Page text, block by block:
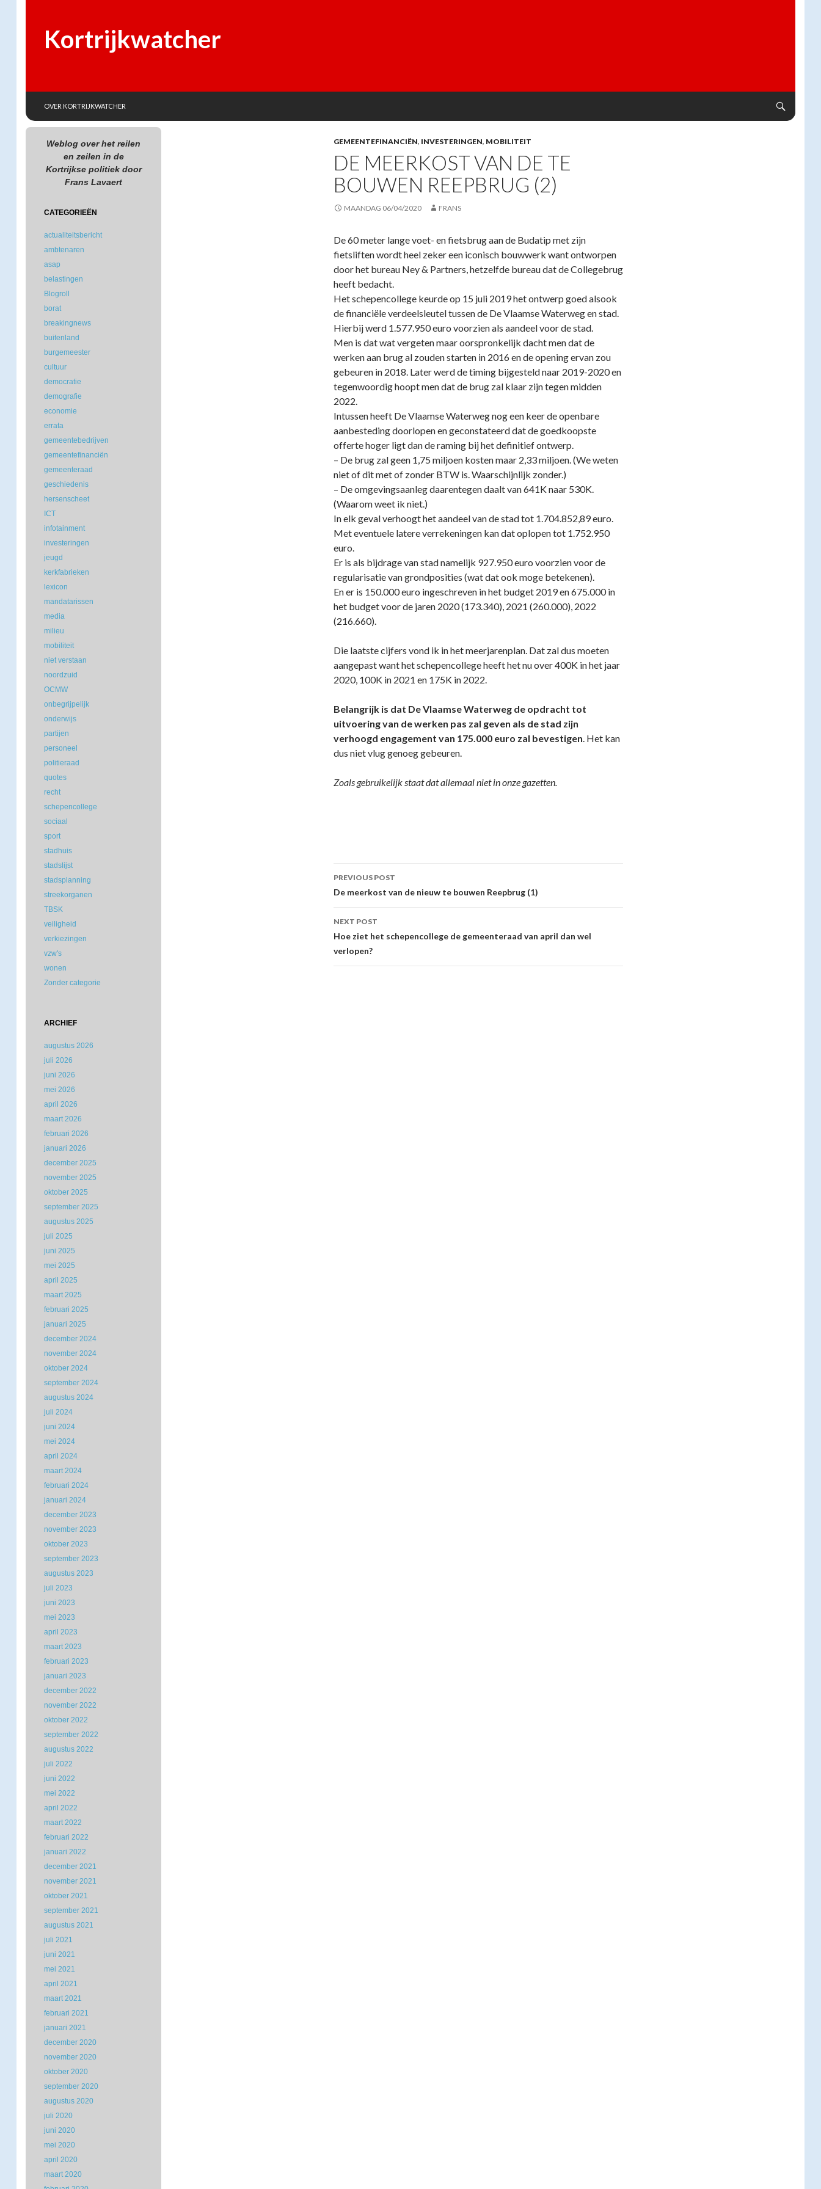
Kortrijkwatcher
OVER KORTRIJKWATCHER
GEMEENTEFINANCIËN, INVESTERINGEN, MOBILITEIT
DE MEERKOST VAN DE TE
BOUWEN REEPBRUG (2)
MAANDAG 06/04/2020 FRANS
De 60 meter lange voet- en fietsbrug aan de Budatip met zijn
fietsliften wordt heel zeker een iconisch bouwwerk want ontworpen
door het bureau Ney & Partners, hetzelfde bureau dat de Collegebrug
heeft bedacht.
Het schepencollege keurde op 15 juli 2019 het ontwerp goed alsook
de financiële verdeelsleutel tussen de De Vlaamse Waterweg en stad.
Hierbij werd 1.577.950 euro voorzien als aandeel voor de stad.
Men is dat wat vergeten maar oorspronkelijk dacht men dat de
werken aan brug al zouden starten in 2016 en de opening ervan zou
gebeuren in 2018. Later werd de timing bijgesteld naar 2019-2020 en
tegenwoordig hoopt men dat de brug zal klaar zijn tegen midden
2022.
Intussen heeft De Vlaamse Waterweg nog een keer de openbare
aanbesteding doorlopen en geconstateerd dat de goedkoopste
offerte hoger ligt dan de raming bij het definitief ontwerp.
– De brug zal geen 1,75 miljoen kosten maar 2,33 miljoen. (We weten
niet of dit met of zonder BTW is. Waarschijnlijk zonder.)
– De omgevingsaanleg daarentegen daalt van 641K naar 530K.
(Waarom weet ik niet.)
In elk geval verhoogt het aandeel van de stad tot 1.704.852,89 euro.
Met eventuele latere verrekeningen kan dat oplopen tot 1.752.950
euro.
Er is als bijdrage van stad namelijk 927.950 euro voorzien voor de
regularisatie van grondposities (wat dat ook moge betekenen).
En er is 150.000 euro ingeschreven in het budget 2019 en 675.000 in
het budget voor de jaren 2020 (173.340), 2021 (260.000), 2022
(216.660).
Die laatste cijfers vond ik in het meerjarenplan. Dat zal dus moeten
aangepast want het schepencollege heeft het nu over 400K in het jaar
2020, 100K in 2021 en 175K in 2022.
Belangrijk is dat De Vlaamse Waterweg de opdracht tot
uitvoering van de werken pas zal geven als de stad zijn
verhoogd engagement van 175.000 euro zal bevestigen. Het kan
dus niet vlug genoeg gebeuren.
Zoals gebruikelijk staat dat allemaal niet in onze gazetten.
Post
navigation
PREVIOUS POST
De meerkost van de nieuw te bouwen Reepbrug (1)
NEXT POST
Hoe ziet het schepencollege de gemeenteraad van april dan wel
verlopen?
Weblog over het reilen
en zeilen in de
Kortrijkse politiek door
Frans Lavaert
CATEGORIEËN
actualiteitsbericht
ambtenaren
asap
belastingen
Blogroll
borat
breakingnews
buitenland
burgemeester
cultuur
democratie
demografie
economie
errata
gemeentebedrijven
gemeentefinanciën
gemeenteraad
geschiedenis
hersenscheet
ICT
infotainment
investeringen
jeugd
kerkfabrieken
lexicon
mandatarissen
media
milieu
mobiliteit
niet verstaan
noordzuid
OCMW
onbegrijpelijk
onderwijs
partijen
personeel
politieraad
quotes
recht
schepencollege
sociaal
sport
stadhuis
stadslijst
stadsplanning
streekorganen
TBSK
veiligheid
verkiezingen
vzw's
wonen
Zonder categorie
ARCHIEF
augustus 2026
juli 2026
juni 2026
mei 2026
april 2026
maart 2026
februari 2026
januari 2026
december 2025
november 2025
oktober 2025
september 2025
augustus 2025
juli 2025
juni 2025
mei 2025
april 2025
maart 2025
februari 2025
januari 2025
december 2024
november 2024
oktober 2024
september 2024
augustus 2024
juli 2024
juni 2024
mei 2024
april 2024
maart 2024
februari 2024
januari 2024
december 2023
november 2023
oktober 2023
september 2023
augustus 2023
juli 2023
juni 2023
mei 2023
april 2023
maart 2023
februari 2023
januari 2023
december 2022
november 2022
oktober 2022
september 2022
augustus 2022
juli 2022
juni 2022
mei 2022
april 2022
maart 2022
februari 2022
januari 2022
december 2021
november 2021
oktober 2021
september 2021
augustus 2021
juli 2021
juni 2021
mei 2021
april 2021
maart 2021
februari 2021
januari 2021
december 2020
november 2020
oktober 2020
september 2020
augustus 2020
juli 2020
juni 2020
mei 2020
april 2020
maart 2020